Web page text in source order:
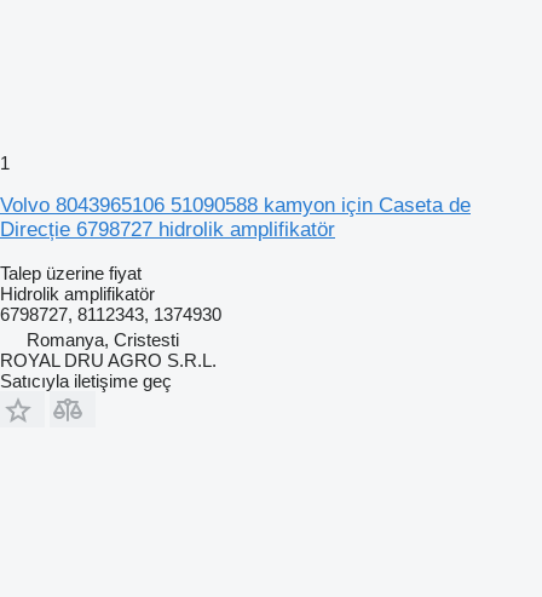
1
Volvo 8043965106 51090588 kamyon için Caseta de
Direcție 6798727 hidrolik amplifikatör
Talep üzerine fiyat
Hidrolik amplifikatör
6798727, 8112343, 1374930
Romanya, Cristesti
ROYAL DRU AGRO S.R.L.
Satıcıyla iletişime geç